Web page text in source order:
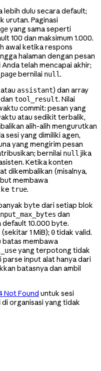
lebih dulu secara default;
urutan. Paginasi
yang sama seperti
100 dan maksimum 1.000.
awal ketika respons
halaman dengan pesan
telah mencapai akhir;
bernilai null.
atau assistant) dan array
tool_result. Nilai
commit: pesan yang
atau sedikit terbalik,
alih-alih mengurutkan
sesi yang dimiliki agen,
yang mengirim pesan
bernilai null jika
Ketika konten
dikembalikan (misalnya,
membawa
true.
byte dari setiap blok
dan
default 10.000 byte.
1 MiB); 0tidak valid.
batas membawa
yang terpotong tidak
parse input alat hanya dari
batasnya dan ambil
Not Found untuk sesi
di organisasi yang tidak